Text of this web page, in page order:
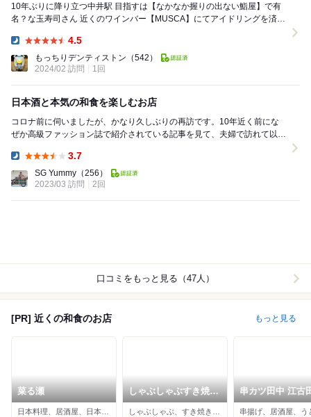
10年ぶりに降り立つ中井駅 目指すは【なかなか握りの出ない鮨屋】で有
名？な玉寿司さん 近くのワインバー【MUSCA】にてアイドリングを済ま
4.5
もっちりデンティストン （542）
2024/02 訪問
1回
日本酒と本気の和食を楽しむお店
コロナ前に伺いましたが、かなり久しぶりの再訪です。10年近く前にな
ぜか高級ファッション誌で紹介されている記事を見て、夫婦で訪れて以来
3.7
SG Yummy （256）
2023/03 訪問
2回
口コミをもっと見る（47人）
[PR] 近くの和食のお店 もっと見る
菜る瀬
しゃぶしゃぶすき焼ど
ん亭 江古田店
串カツ田中 江古
串揚げ、居酒屋、う